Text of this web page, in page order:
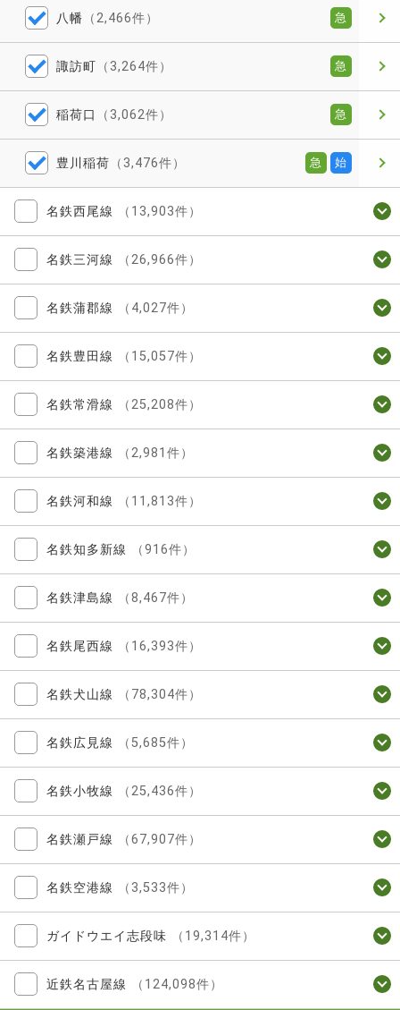
八幡 （2,466件） 急
諏訪町 （3,264件） 急
稲荷口 （3,062件） 急
豊川稲荷 （3,476件） 急 始
名鉄西尾線 （13,903件）
名鉄三河線 （26,966件）
名鉄蒲郡線 （4,027件）
名鉄豊田線 （15,057件）
名鉄常滑線 （25,208件）
名鉄築港線 （2,981件）
名鉄河和線 （11,813件）
名鉄知多新線 （916件）
名鉄津島線 （8,467件）
名鉄尾西線 （16,393件）
名鉄犬山線 （78,304件）
名鉄広見線 （5,685件）
名鉄小牧線 （25,436件）
名鉄瀬戸線 （67,907件）
名鉄空港線 （3,533件）
ガイドウエイ志段味 （19,314件）
近鉄名古屋線 （124,098件）